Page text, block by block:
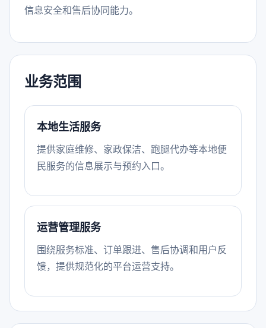
信息安全和售后协同能力。
业务范围
本地生活服务
提供家庭维修、家政保洁、跑腿代办等本地便
民服务的信息展示与预约入口。
运营管理服务
围绕服务标准、订单跟进、售后协调和用户反
馈，提供规范化的平台运营支持。